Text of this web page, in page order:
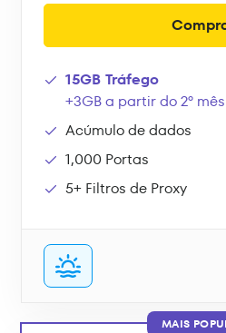
15GB Tráfego
+3GB a partir do 2º mês
Acúmulo de dados
1,000 Portas
5+ Filtros de Proxy
MAIS